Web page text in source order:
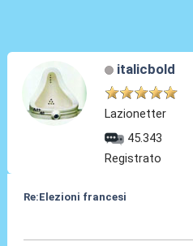
italicbold
Lazionetter
45.343
Registrato
Re:Elezioni francesi